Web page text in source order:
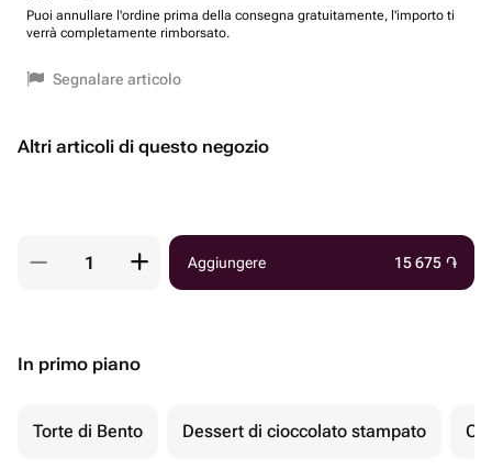
Puoi annullare l'ordine prima della consegna gratuitamente, l'importo ti
verrà completamente rimborsato.
Segnalare articolo
Altri articoli di questo negozio
Aggiungere 15 675 ֏
In primo piano
Torte di Bento Dessert di cioccolato stampato